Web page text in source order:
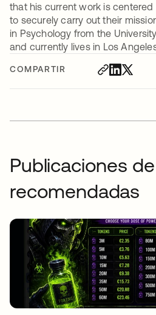
COMPARTIR
that his current work is
to securely carry out their
in Psychology from the
and currently lives in Los
Publicaciones
recomendadas